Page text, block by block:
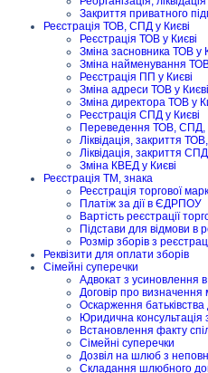
Закриття приватного
Реєстрація ТОВ, СПД у Києві
Реєстрація ТОВ у Києві
Зміна засновника ТОВ у
Зміна найменування ТОВ
Реєстрація ПП у Києві
Зміна адреси ТОВ у Києві
Зміна директора ТОВ у
Реєстрація СПД у Києві
Переведення ТОВ, СПД,
Ліквідація, закриття
Ліквідація, закриття СПД
Зміна КВЕД у Києві
Реєстрація ТМ, знака
Реєстрація торгової
Платіж за дії в ЄДРПОУ
Вартість реєстрації
Підстави для відмови в
Розмір зборів з
Реквізити для оплати зборів
Сімейні суперечки
Адвокат з усиновлення в
Договір про визначення
Оскарження батьківства
Юридична консультація
Встановлення факту
Сімейні суперечки
Дозвіл на шлюб з
Складання шлюбного